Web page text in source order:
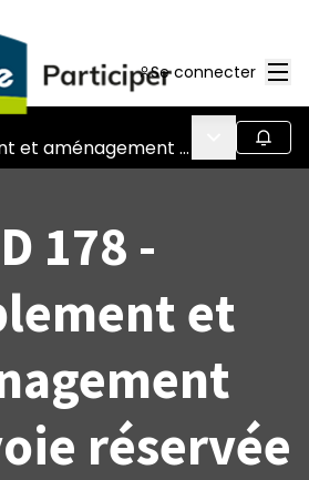
Se connecter
d&#39;une voie réservée
Menu
178 -
et
réservée